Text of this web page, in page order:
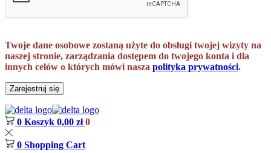
Twoje dane osobowe zostaną użyte do obsługi twojej wizyty na
naszej stronie, zarządzania dostępem do twojego konta i dla
innych celów o których mówi nasza polityka prywatności.
Zarejestruj się
0 Koszyk 0,00 zł 0
0 Shopping Cart